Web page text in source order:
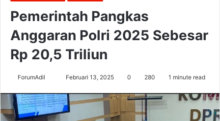
Pemerintah Pangkas
Anggaran Polri 2025 Sebesar
Rp 20,5 Triliun
ForumAdil
email
Februari 13, 2025 0 280 1 minute read